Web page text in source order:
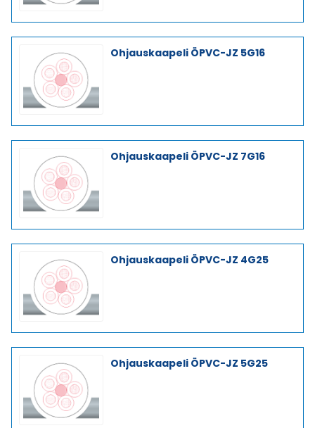
Ohjauskaapeli ÖPVC-JZ 5G16
Ohjauskaapeli ÖPVC-JZ 7G16
Ohjauskaapeli ÖPVC-JZ 4G25
Ohjauskaapeli ÖPVC-JZ 5G25